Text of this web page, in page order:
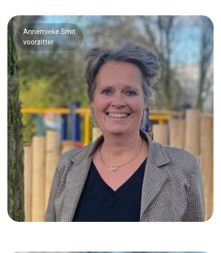
Annemieke Smit
voorzitter